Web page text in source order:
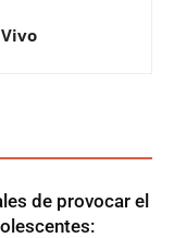
de provocar el